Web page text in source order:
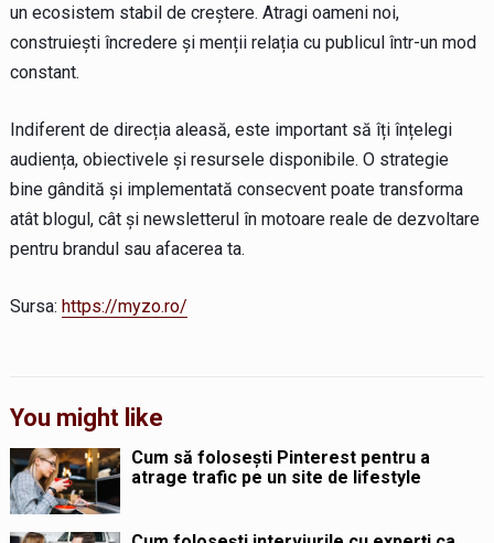
un ecosistem stabil de creștere. Atragi oameni noi,
construiești încredere și menții relația cu publicul într-un mod
constant.
Indiferent de direcția aleasă, este important să îți înțelegi
audiența, obiectivele și resursele disponibile. O strategie
bine gândită și implementată consecvent poate transforma
atât blogul, cât și newsletterul în motoare reale de dezvoltare
pentru brandul sau afacerea ta.
Sursa: https://myzo.ro/
You might like
Cum să folosești Pinterest pentru a
atrage trafic pe un site de lifestyle